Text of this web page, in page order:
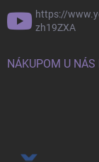
https://
zh19ZXA
NÁKUPOM U